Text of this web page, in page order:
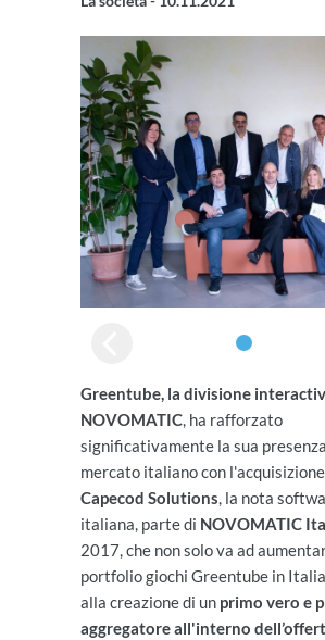
Greentube, la divisione
NOVOMATIC, ha rafforzato
significativamente la sua
mercato italiano con
Capecod Solutions, la nota
italiana, parte di NOVOMATIC
2017, che non solo va ad
portfolio giochi Greentube in
alla creazione di un primo vero e
aggregatore all'interno